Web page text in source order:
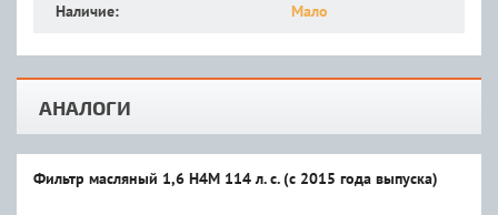
Наличие: Мало
АНАЛОГИ
Фильтр масляный 1,6 H4M 114 л. с. (с 2015 года выпуска)